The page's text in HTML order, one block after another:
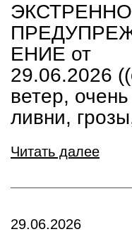
ЕНИЕ от
29.06.2026
ветер,
ливни,
Читать далее
29.06.2026